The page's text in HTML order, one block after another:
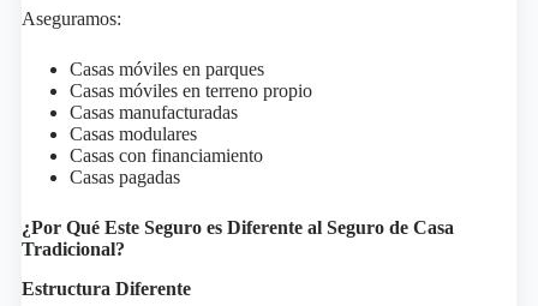
Aseguramos:
Casas móviles en parques
Casas móviles en terreno propio
Casas manufacturadas
Casas modulares
Casas con financiamiento
Casas pagadas
¿Por Qué Este Seguro es Diferente al Seguro de Casa
Tradicional?
Estructura Diferente